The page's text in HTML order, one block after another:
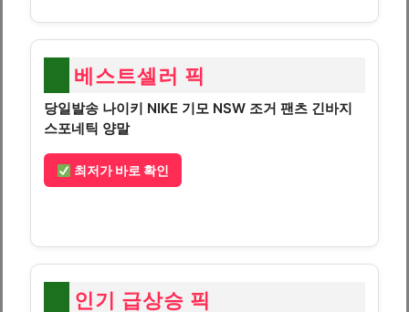
베스트셀러 픽
당일발송 나이키 NIKE 기모 NSW 조거 팬츠 긴바지
스포네틱 양말
최저가 바로 확인
인기 급상승 픽